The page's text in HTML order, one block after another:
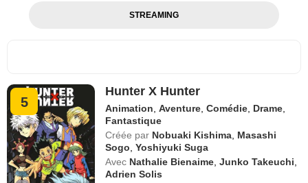
STREAMING
5
Hunter X Hunter
Animation ,Aventure ,Comédie Drame
Fantastique
Créée par Nobuaki Kishima Masashi
Sogo ,Yoshiyuki Suga
Avec Nathalie Bienaime ,Junko Takeuchi
Adrien Solis